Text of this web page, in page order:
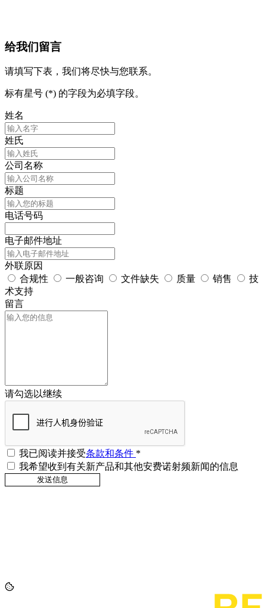
给我们留言
请填写下表，我们将尽快与您联系。
标有星号 (*) 的字段为必填字段。
姓名
姓氏
公司名称
标题
电话号码
电子邮件地址
外联原因
合规性
一般咨询 文件缺失 质量 销售
技
术支持
留言
请勾选以继续
我已阅读并接受条款和条件 *
我希望收到有关新产品和其他安费诺射频新闻的信息